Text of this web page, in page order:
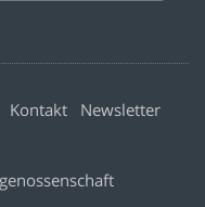
Kontakt
Newsletter